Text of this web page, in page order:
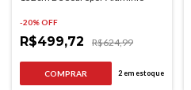
-20% OFF
R$499,72 R$624,99
2em estoque